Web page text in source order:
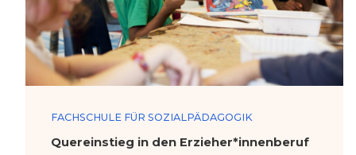
FACHSCHULE FÜR SOZIALPÄDAGOGIK
Quereinstieg in den Erzieher*innenberuf